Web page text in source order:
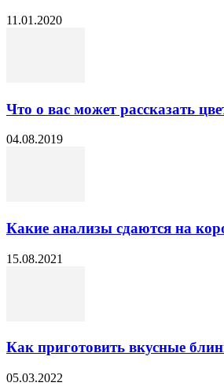
11.01.2020
Что о вас может рассказать
04.08.2019
Какие анализы сдаются на
15.08.2021
Как приготовить вкусные
05.03.2022